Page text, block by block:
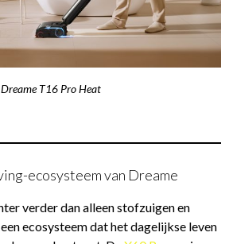
Dreame T16 Pro Heat
ecosysteem van Dreame
verder dan alleen stofzuigen en
ecosysteem dat het dagelijkse leven